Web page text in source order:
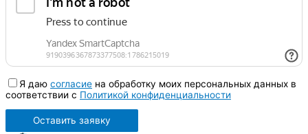
Я даю согласие на обработку моих персональных данных в
соответствии с Политикой конфиденциальности